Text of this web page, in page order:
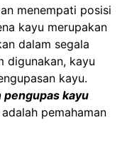
menempati posisi
kayu merupakan
dalam segala
digunakan, kayu
kayu.
pengupas kayu
pemahaman